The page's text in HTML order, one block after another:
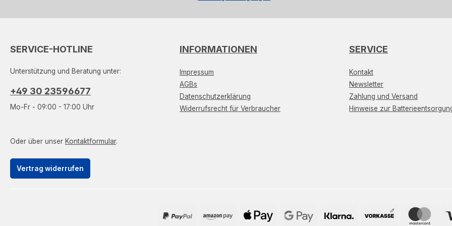
SERVICE-HOTLINE
Unterstützung und Beratung unter:
+49 30 23596677
Mo-Fr - 09:00 - 17:00 Uhr
Oder über unser Kontaktformular.
Vertrag widerrufen
INFORMATIONEN
Impressum
AGBs
Datenschutzerklärung
Widerrufsrecht für Verbraucher
SERVICE
Kontakt
Newsletter
Zahlung und Versand
Hinweise zur